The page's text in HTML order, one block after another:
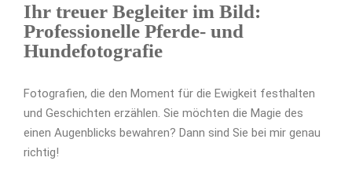
Ihr treuer Begleiter im Bild:
Professionelle Pferde- und
Hundefotografie
Fotografien, die den Moment für die Ewigkeit festhalten
und Geschichten erzählen. Sie möchten die Magie des
einen Augenblicks bewahren? Dann sind Sie bei mir genau
richtig!